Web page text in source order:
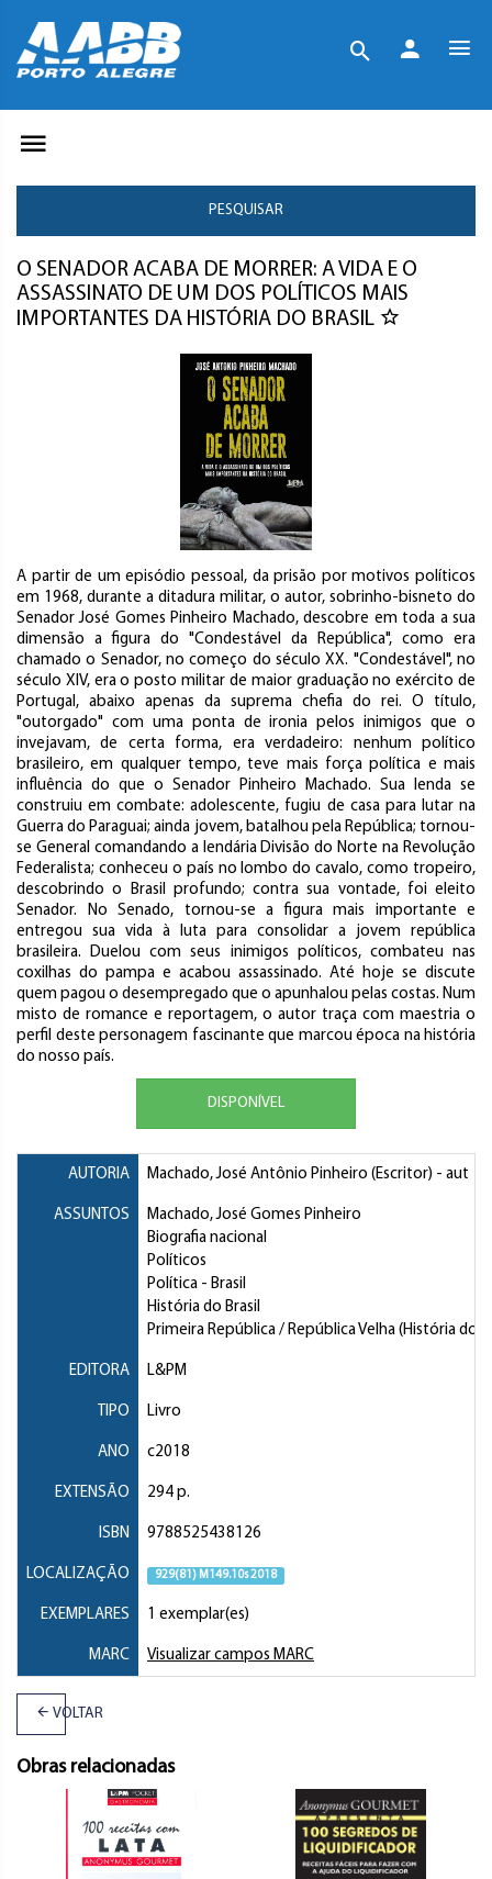
PESQUISAR
O SENADOR ACABA DE MORRER: A VIDA E O
ASSASSINATO DE UM DOS POLÍTICOS MAIS
IMPORTANTES DA HISTÓRIA DO BRASIL
A partir de um episódio pessoal, da prisão por motivos políticos
em 1968, durante a ditadura militar, o autor, sobrinho-bisneto do
Senador José Gomes Pinheiro Machado, descobre em toda a sua
dimensão a figura do "Condestável da República", como era
chamado o Senador, no começo do século XX. "Condestável", no
século XIV, era o posto militar de maior graduação no exército de
Portugal, abaixo apenas da suprema chefia do rei. O título,
"outorgado" com uma ponta de ironia pelos inimigos que o
invejavam, de certa forma, era verdadeiro: nenhum político
brasileiro, em qualquer tempo, teve mais força política e mais
influência do que o Senador Pinheiro Machado. Sua lenda se
construiu em combate: adolescente, fugiu de casa para lutar na
Guerra do Paraguai; ainda jovem, batalhou pela República; tornou-
se General comandando a lendária Divisão do Norte na Revolução
Federalista; conheceu o país no lombo do cavalo, como tropeiro,
descobrindo o Brasil profundo; contra sua vontade, foi eleito
Senador. No Senado, tornou-se a figura mais importante e
entregou sua vida à luta para consolidar a jovem república
brasileira. Duelou com seus inimigos políticos, combateu nas
coxilhas do pampa e acabou assassinado. Até hoje se discute
quem pagou o desempregado que o apunhalou pelas costas. Num
misto de romance e reportagem, o autor traça com maestria o
perfil deste personagem fascinante que marcou época na história
do nosso país.
DISPONÍVEL
AUTORIA Machado, José Antônio Pinheiro (Escritor) - aut
ASSUNTOS
Machado, José Gomes Pinheiro
Biografia nacional
Políticos
Política - Brasil
História do Brasil
Primeira República / República Velha (História do
EDITORA L&PM
TIPO Livro
ANO c2018
EXTENSÃO 294 p.
ISBN 9788525438126
LOCALIZAÇÃO 929(81) M149.10s 2018
EXEMPLARES 1 exemplar(es)
MARC Visualizar campos MARC
VOLTAR
Obras relacionadas